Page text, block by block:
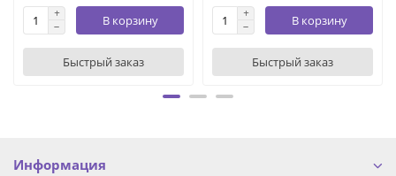
В корзину
Быстрый заказ
В корзину
Быстрый заказ
Информация